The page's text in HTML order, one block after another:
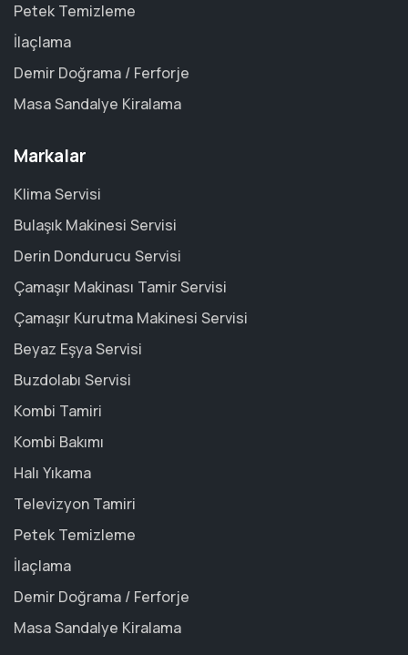
Petek Temizleme
İlaçlama
Demir Doğrama / Ferforje
Masa Sandalye Kiralama
Markalar
Klima Servisi
Bulaşık Makinesi Servisi
Derin Dondurucu Servisi
Çamaşır Makinası Tamir Servisi
Çamaşır Kurutma Makinesi Servisi
Beyaz Eşya Servisi
Buzdolabı Servisi
Kombi Tamiri
Kombi Bakımı
Halı Yıkama
Televizyon Tamiri
Petek Temizleme
İlaçlama
Demir Doğrama / Ferforje
Masa Sandalye Kiralama